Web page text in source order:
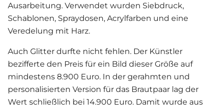
Ausarbeitung. Verwendet wurden Siebdruck,
Schablonen, Spraydosen, Acrylfarben und eine
Veredelung mit Harz.
Auch Glitter durfte nicht fehlen. Der Künstler
bezifferte den Preis für ein Bild dieser Größe auf
mindestens 8.900 Euro. In der gerahmten und
personalisierten Version für das Brautpaar lag der
Wert schließlich bei 14.900 Euro. Damit wurde aus